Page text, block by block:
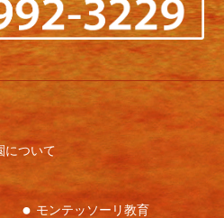
寂しいけど、優し
なつみ先生のこと
について
モンテッソーリ教育